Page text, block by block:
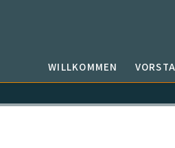
WILLKOMMEN